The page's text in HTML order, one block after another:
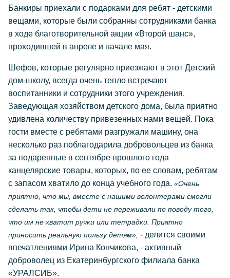
Банкиры приехали с подарками для ребят - детскими
вещами, которые были собранны сотрудниками банка
в ходе благотворительной акции «Второй шанс»,
проходившей в апреле и начале мая.
Шефов, которые регулярно приезжают в этот Детский
дом-школу, всегда очень тепло встречают
воспитанники и сотрудники этого учреждения.
Заведующая хозяйством детского дома, была приятно
удивлена количеству привезенных нами вещей. Пока
гости вместе с ребятами разгружали машину, она
несколько раз поблагодарила добровольцев из банка
за подаренные в сентябре прошлого года
канцелярские товары, которых, по ее словам, ребятам
с запасом хватило до конца учебного года. «Очень
приятно, что мы, вместе с нашими волонтерами смогли
сделать так, чтобы дети не переживали по поводу того,
что им не хватит ручки или тетрадки. Приятно
приносить реальную пользу детям», - делится своими
впечатлениями Ирина Кончикова, - активный
доброволец из Екатеринбургского филиала банка
«УРАЛСИБ».